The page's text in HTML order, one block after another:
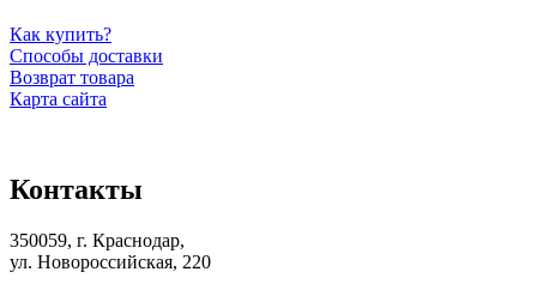
Как купить?
Способы доставки
Возврат товара
Карта сайта
Контакты
350059, г. Краснодар,
ул. Новороссийская, 220